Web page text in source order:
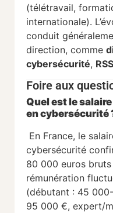
(télétravail,
internationale).
conduit
direction, comme
cybersécurité,
Foire aux
Quel est le
en cybersécurité
En France, le
cybersécurité
80 000 euros
rémunération
(débutant : 45
95 000 €, expert/